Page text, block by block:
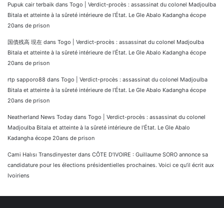
Pupuk cair terbaik dans Togo | Verdict-procès : assassinat du colonel Madjoulba
Bitala et atteinte à la sûreté intérieure de l’État. Le Gle Abalo Kadangha écope
20ans de prison
国債残高 現在 dans Togo | Verdict-procès : assassinat du colonel Madjoulba
Bitala et atteinte à la sûreté intérieure de l’État. Le Gle Abalo Kadangha écope
20ans de prison
rtp sapporo88 dans Togo | Verdict-procès : assassinat du colonel Madjoulba
Bitala et atteinte à la sûreté intérieure de l’État. Le Gle Abalo Kadangha écope
20ans de prison
Neatherland News Today dans Togo | Verdict-procès : assassinat du colonel
Madjoulba Bitala et atteinte à la sûreté intérieure de l’État. Le Gle Abalo
Kadangha écope 20ans de prison
Cami Halısı Transdinyester dans CÔTE D’IVOIRE : Guillaume SORO annonce sa
candidature pour les élections présidentielles prochaines. Voici ce qu’il écrit aux
Ivoiriens